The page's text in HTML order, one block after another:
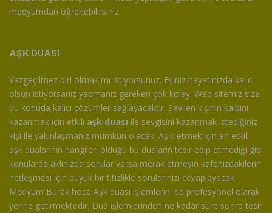
medyumdan öğrenebilirsiniz.
AŞK DUASI
Vazgeçilmez biri olmak mı istiyorsunuz. Eşiniz hayatınızda kalıcı
olsun istiyorsanız yapmanız gereken çok kolay. Web sitemiz size
bu konuda kalıcı çözümler sağlayacaktır. Sevilen kişinin kalbini
kazanmak için etkili aşk duası ile sevgisini kazanmak istediğiniz
kişi ile yakınlaşmanız mümkün olacak. Aşık etmek için en etkili
aşk dualarının hangileri olduğu bu duaların tesir edip etmediği gibi
konularda aklınızda sorular varsa merak etmeyin kafanızdakilerin
netleşmesi için büyük bir titizlikle sorularınızı cevaplayacak
Medyum Burak hoca Aşk duası işlemlerini de profesyonel olarak
yerine getirmektedir. Dua işlemlerinden ne kadar süre sonra tesir